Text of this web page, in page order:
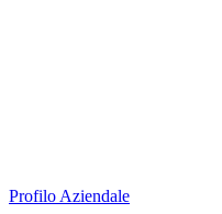
Profilo Aziendale